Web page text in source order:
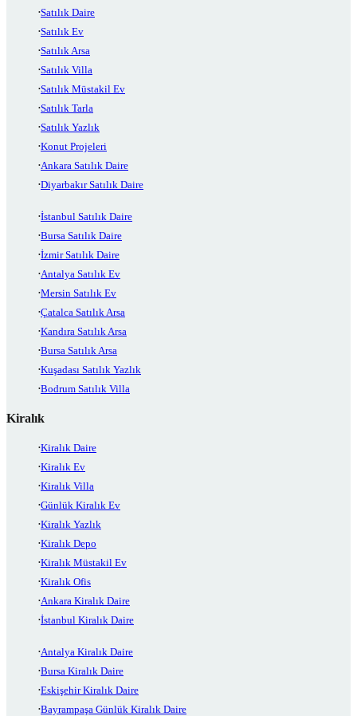
Satılık Daire
Satılık Ev
Satılık Arsa
Satılık Villa
Satılık Müstakil Ev
Satılık Tarla
Satılık Yazlık
Konut Projeleri
Ankara Satılık Daire
Diyarbakır Satılık Daire
İstanbul Satılık Daire
Bursa Satılık Daire
İzmir Satılık Daire
Antalya Satılık Ev
Mersin Satılık Ev
Çatalca Satılık Arsa
Kandıra Satılık Arsa
Bursa Satılık Arsa
Kuşadası Satılık Yazlık
Bodrum Satılık Villa
Kiralık
Kiralık Daire
Kiralık Ev
Kiralık Villa
Günlük Kiralık Ev
Kiralık Yazlık
Kiralık Depo
Kiralık Müstakil Ev
Kiralık Ofis
Ankara Kiralık Daire
İstanbul Kiralık Daire
Antalya Kiralık Daire
Bursa Kiralık Daire
Eskişehir Kiralık Daire
Bayrampaşa Günlük Kiralık Daire